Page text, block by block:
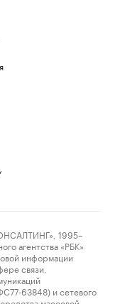
1995–
агентства «РБК»
информации
связи,
63848) и сетевого